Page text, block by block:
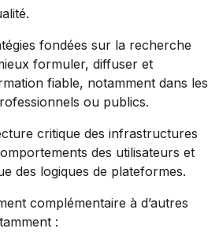
fondées sur la recherche
formuler, diffuser et
fiable, notamment dans les
ou publics.
critique des infrastructures
des utilisateurs et
des logiques de plateformes.
complémentaire à d’autres
: